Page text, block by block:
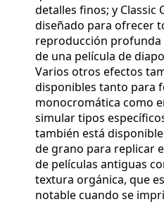
detalles finos; y Classic
diseñado para ofrecer
reproducción profunda
de una película de
Varios otros efectos
disponibles tanto para
monocromática como
simular tipos
también está
de grano para replicar
de películas antiguas
textura orgánica, que
notable cuando se